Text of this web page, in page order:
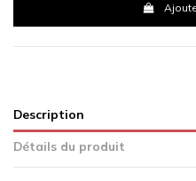
Description
Détails du produit